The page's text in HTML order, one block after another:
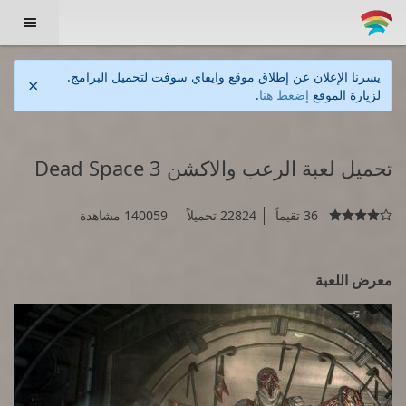

يسرنا الإعلان عن إطلاق موقع وايفاي سوفت لتحميل البرامج.
لزيارة الموقع إضعط هنا.
×
تحميل لعبة الرعب والاكشن Dead Space 3
 36 تقيماً 22824 تحميلاً 140059 مشاهدة
معرض اللعبة